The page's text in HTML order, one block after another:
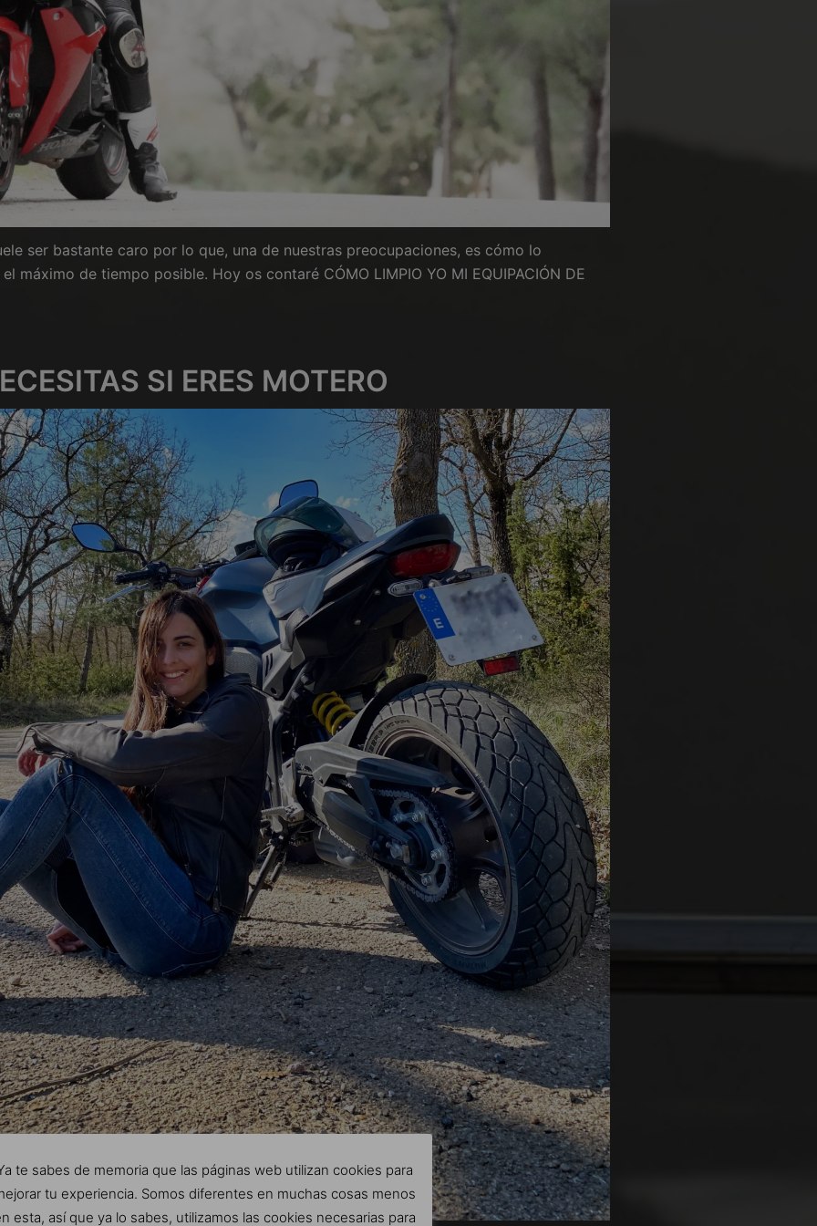
ser bastante caro por lo que, una de nuestras preocupaciones, es cómo lo
máximo de tiempo posible. Hoy os contaré CÓMO LIMPIO YO MI EQUIPACIÓN DE
SI ERES MOTERO
te sabes de memoria que las páginas web utilizan cookies para
tu experiencia. Somos diferentes en muchas cosas menos
esta, así que ya lo sabes, utilizamos las cookies necesarias para